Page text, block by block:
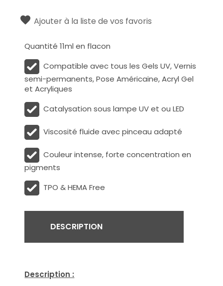
Ajouter à la liste de vos favoris
Quantité 11ml en flacon
Compatible avec tous les Gels UV, Vernis
semi-permanents, Pose Américaine, Acryl Gel
et Acryliques
Catalysation sous lampe UV et ou LED
Viscosité fluide avec pinceau adapté
Couleur intense, forte concentration en
pigments
TPO & HEMA Free
DESCRIPTION
Description :